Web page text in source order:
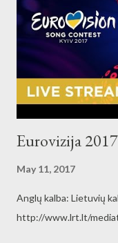
Eurovizija
May 11, 2017
Anglų kalba: Lietuvių
http://www.lrt.lt/